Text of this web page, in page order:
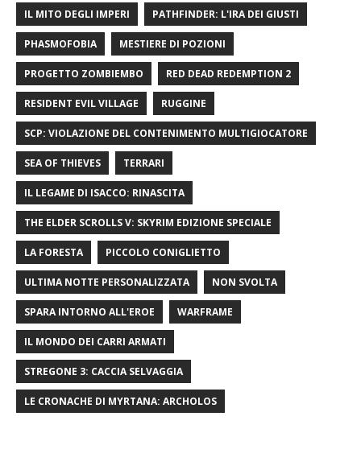
IL MITO DEGLI IMPERI PATHFINDER: L'IRA DEI GIUSTI
PHASMOFOBIA MESTIERE DI POZIONI
PROGETTO ZOMBIEMBO RED DEAD REDEMPTION 2
RESIDENT EVIL VILLAGE RUGGINE
SCP: VIOLAZIONE DEL CONTENIMENTO MULTIGIOCATORE
SEA OF ​​THIEVES TERRARI
IL LEGAME DI ISACCO: RINASCITA
THE ELDER SCROLLS V: SKYRIM EDIZIONE SPECIALE
LA FORESTA PICCOLO CONIGLIETTO
ULTIMA NOTTE PERSONALIZZATA NON SVOLTA
SPARA INTORNO ALL'EROE WARFRAME
IL MONDO DEI CARRI ARMATI
STREGONE 3: CACCIA SELVAGGIA
LE CRONACHE DI MYRTANA: ARCHOLOS